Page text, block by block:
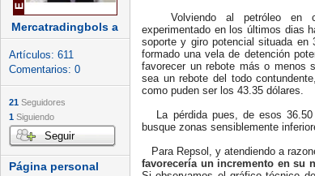
Mercatradingbols a
Artículos: 611
Comentarios: 0
21 Seguidores
1 Siguiendo
Seguir
Página personal
Volviendo al petróleo en
experimentado en los últimos dias
soporte y giro potencial situada
formado una vela de detención
favorecer un rebote más o menos
sea un rebote del todo
como puden ser los 43.35 dólares.
La pérdida pues, de esos 36.50
busque zonas sensiblemente
Para Repsol, y atendiendo a
favorecería un incremento en su